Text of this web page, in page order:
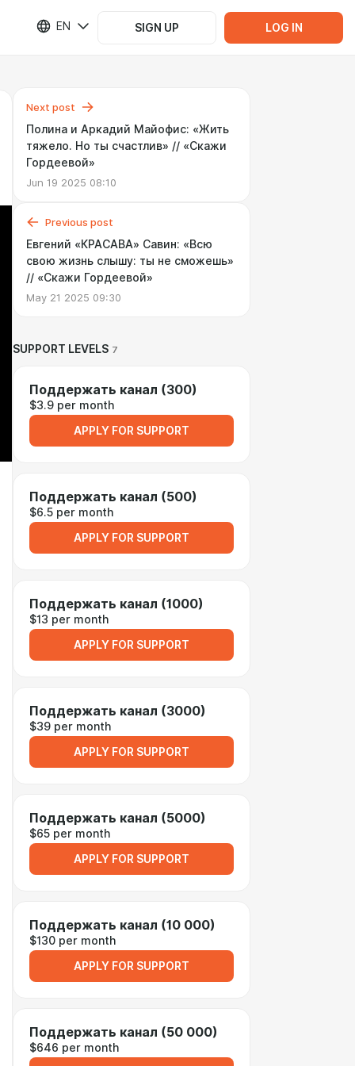
EN SIGN UP LOG IN
Next post
Полина и Аркадий Майофис: «Жить
тяжело. Но ты счастлив» // «Скажи
Гордеевой»
Jun 19 2025 08:10
Previous post
Евгений «КРАСАВА» Савин: «Всю
свою жизнь слышу: ты не сможешь»
// «Скажи Гордеевой»
May 21 2025 09:30
SUPPORT LEVELS 7
Поддержать канал (300)
$3.9 per month
APPLY FOR SUPPORT
Поддержать канал (500)
$6.5 per month
APPLY FOR SUPPORT
Поддержать канал (1000)
$13 per month
APPLY FOR SUPPORT
Поддержать канал (3000)
$39 per month
APPLY FOR SUPPORT
Поддержать канал (5000)
$65 per month
APPLY FOR SUPPORT
Поддержать канал (10 000)
$130 per month
APPLY FOR SUPPORT
Поддержать канал (50 000)
$646 per month